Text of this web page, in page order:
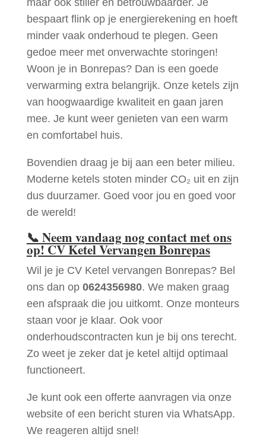
maar ook stiller en betrouwbaarder. Je
bespaart flink op je energierekening en hoeft
minder vaak onderhoud te plegen. Geen
gedoe meer met onverwachte storingen!
Woon je in Bonrepas? Dan is een goede
verwarming extra belangrijk. Onze ketels zijn
van hoogwaardige kwaliteit en gaan jaren
mee. Je kunt weer genieten van een warm
en comfortabel huis.
Bovendien draag je bij aan een beter milieu.
Moderne ketels stoten minder CO₂ uit en zijn
dus duurzamer. Goed voor jou en goed voor
de wereld!
📞 Neem vandaag nog contact met ons
op! CV Ketel Vervangen Bonrepas
Wil je je CV Ketel vervangen Bonrepas? Bel
ons dan op 0624356980. We maken graag
een afspraak die jou uitkomt. Onze monteurs
staan voor je klaar. Ook voor
onderhoudscontracten kun je bij ons terecht.
Zo weet je zeker dat je ketel altijd optimaal
functioneert.
Je kunt ook een offerte aanvragen via onze
website of een bericht sturen via WhatsApp.
We reageren altijd snel!